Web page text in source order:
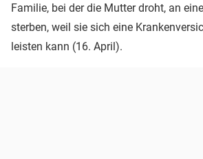
Familie, bei der die Mutter droht, an
sterben, weil sie sich eine
leisten kann (16. April).